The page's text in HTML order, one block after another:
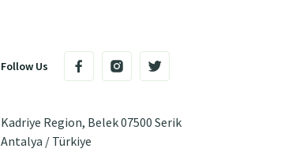
Follow Us
Kadriye Region, Belek 07500 Serik
Antalya / Türkiye